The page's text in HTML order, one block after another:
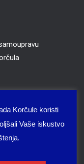
Korčule koristi
Vaše iskustvo